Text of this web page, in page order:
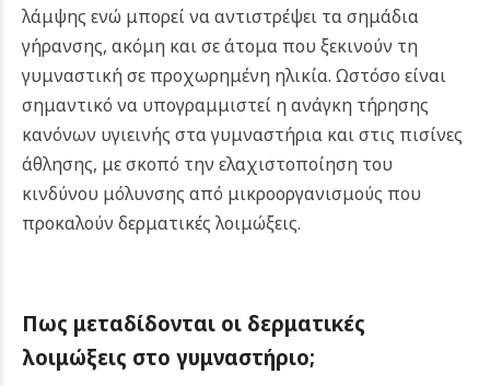
λάμψης ενώ μπορεί να αντιστρέψει τα σημάδια
γήρανσης, ακόμη και σε άτομα που ξεκινούν τη
γυμναστική σε προχωρημένη ηλικία. Ωστόσο είναι
σημαντικό να υπογραμμιστεί η ανάγκη τήρησης
κανόνων υγιεινής στα γυμναστήρια και στις πισίνες
άθλησης, με σκοπό την ελαχιστοποίηση του
κινδύνου μόλυνσης από μικροοργανισμούς που
προκαλούν δερματικές λοιμώξεις.
Πως μεταδίδονται οι δερματικές
λοιμώξεις στο γυμναστήριο;